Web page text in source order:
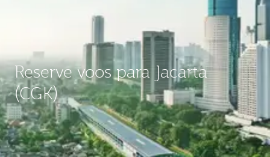
Reserve voos para Jacarta
(CGK)